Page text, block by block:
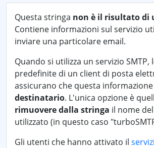
Questa stringa non è il risultato di
Contiene informazioni sul servizio
inviare una particolare email.
Quando si utilizza un servizio
predefinite di un client di posta
assicurano che questa informazione
destinatario. L'unica opzione è
rimuovere dalla stringa il nome
utilizzato (in questo caso
Gli utenti che hanno attivato il